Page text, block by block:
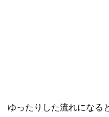
ゆったりした流れになる